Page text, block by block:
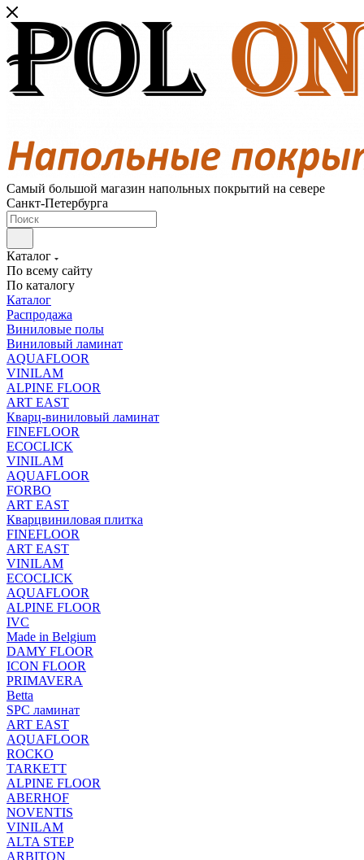
Самый большой магазин напольных покрытий на севере
Санкт-Петербурга
Каталог
По всему сайту
По каталогу
Каталог
Распродажа
Виниловые полы
Виниловый ламинат
AQUAFLOOR
VINILAM
ALPINE FLOOR
ART EAST
Кварц-виниловый ламинат
FINEFLOOR
ECOCLICK
VINILAM
AQUAFLOOR
FORBO
ART EAST
Кварцвиниловая плитка
FINEFLOOR
ART EAST
VINILAM
ECOCLICK
AQUAFLOOR
ALPINE FLOOR
IVC
Made in Belgium
DAMY FLOOR
ICON FLOOR
PRIMAVERA
Betta
SPC ламинат
ART EAST
AQUAFLOOR
ROCKO
TARKETT
ALPINE FLOOR
ABERHOF
NOVENTIS
VINILAM
ALTA STEP
ARBITON